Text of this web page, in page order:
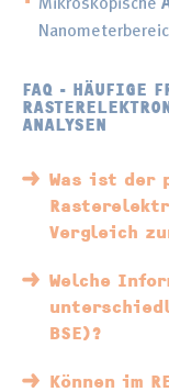
FAQ - HÄUFIGE
ANALYSEN
Was ist der
Vergleich
Welche
BSE)?
Können im